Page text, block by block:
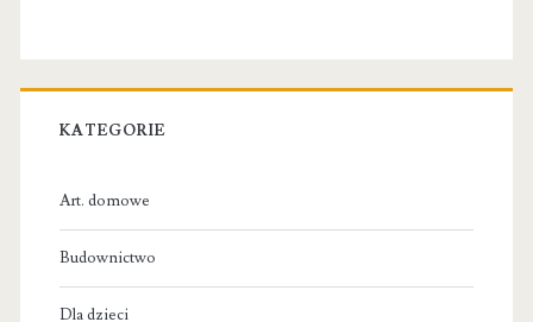
KATEGORIE
Art. domowe
Budownictwo
Dla dzieci